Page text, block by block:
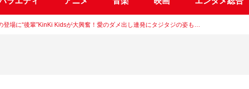
登場に“後輩”KinKi Kidsが大興奮！愛のダメ出し連発にタジタジの姿も…